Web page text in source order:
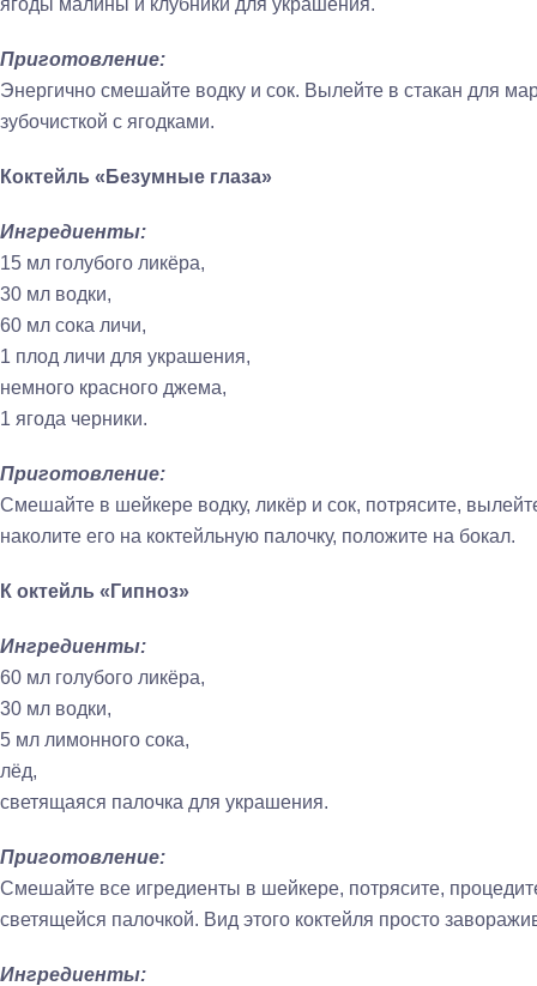
ягоды малины и клубники для украшения.
Приготовление:
Энергично смешайте водку и сок. Вылейте в стакан для
зубочисткой с ягодками.
Коктейль «Безумные глаза»
Ингредиенты:
15 мл голубого ликёра,
30 мл водки,
60 мл сока личи,
1 плод личи для украшения,
немного красного джема,
1 ягода черники.
Приготовление:
Смешайте в шейкере водку, ликёр и сок, потрясите,
наколите его на коктейльную палочку, положите на бокал.
К октейль «Гипноз»
Ингредиенты:
60 мл голубого ликёра,
30 мл водки,
5 мл лимонного сока,
лёд,
светящаяся палочка для украшения.
Приготовление:
Смешайте все игредиенты в шейкере, потрясите,
светящейся палочкой. Вид этого коктейля просто
Ингредиенты: